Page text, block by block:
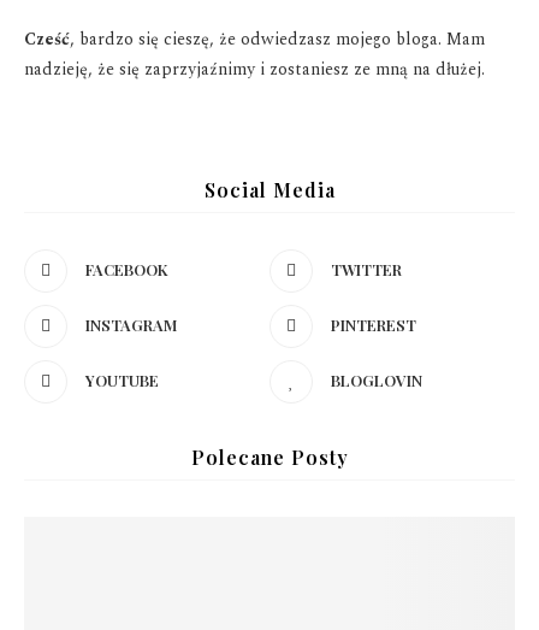
Cześć, bardzo się cieszę, że odwiedzasz mojego bloga. Mam
nadzieję, że się zaprzyjaźnimy i zostaniesz ze mną na dłużej.
Social Media
FACEBOOK TWITTER
INSTAGRAM PINTEREST
YOUTUBE BLOGLOVIN
Polecane Posty